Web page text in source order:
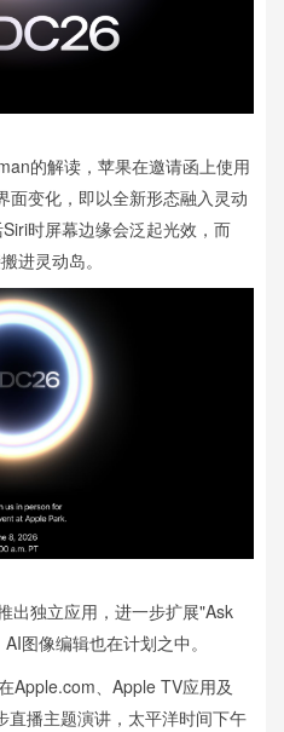
的解读，苹果在邀请函上使用
面变化，即以全新形态融入灵动
时屏幕边缘会泛起光效，而
进灵动岛。
出独立应用，进一步扩展"Ask
图像编辑也在计划之中。
Apple.com、Apple TV应用及
直播主题演讲，太平洋时间下午